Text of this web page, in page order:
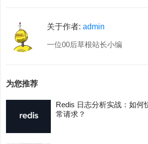
关于作者:admin
一位00后草根站长小编
为您推荐
Redis 日志分析实战：如何
常请求？